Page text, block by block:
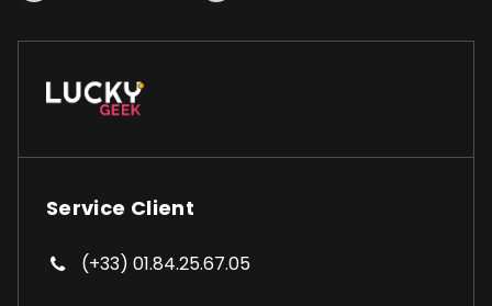
Service Client
(+33) 01.84.25.67.05